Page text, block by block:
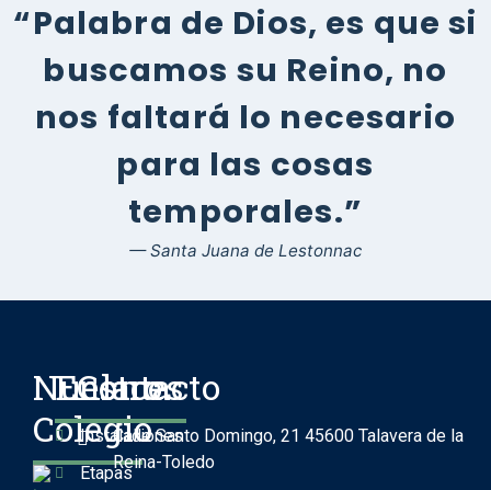
“Palabra de Dios, es que si
buscamos su Reino, no
nos faltará lo necesario
para las cosas
temporales.”
— Santa Juana de Lestonnac
Nuestro
Colegio
Enlaces
Instalaciones
Etapas
Contacto
Calle Santo Domingo, 21 45600 Talavera de la
Reina-Toledo